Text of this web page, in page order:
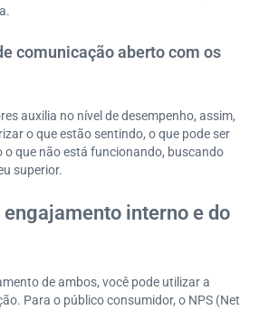
comunicação aberto com os
auxilia no nível de desempenho, assim,
o que estão sentindo, o que pode ser
o que não está funcionando, buscando
superior.
interno e do
de ambos, você pode utilizar a
Para o público consumidor, o NPS (Net